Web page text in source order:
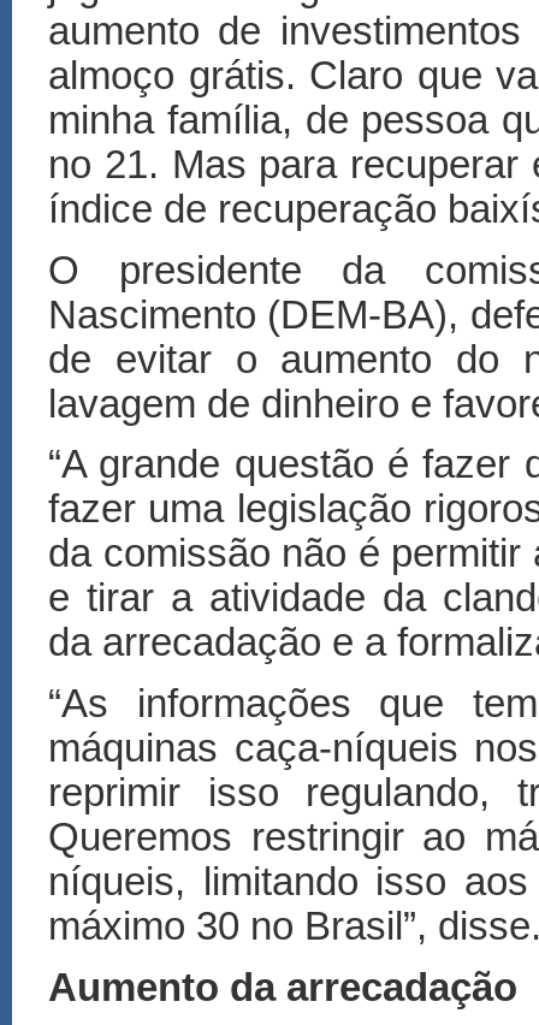
aumento de
almoço grátis. Claro que
minha família, de pessoa
no 21. Mas para
índice de recuperação
O presidente da
Nascimento (DEM-BA),
de evitar o aumento do
lavagem de dinheiro e
“A grande questão é
fazer uma legislação
da comissão não é
e tirar a atividade da
da arrecadação e a
“As informações que
máquinas caça-níqueis
reprimir isso regulando,
Queremos restringir ao
níqueis, limitando isso
máximo 30 no Brasil”,
Aumento da arrecadação